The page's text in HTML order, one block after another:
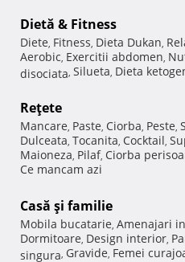
Dietă & Fitness
Diete, Fitness, Dieta Dukan,
Aerobic, Exercitii abdomen,
disociata, Silueta, Dieta
Reţete
Mancare, Paste, Ciorba, Peste,
Dulceata, Tocanita, Cocktail,
Maioneza, Pilaf, Ciorba
Ce mancam azi
Casă şi familie
Mobila bucatarie, Amenajari
Dormitoare, Design interior,
singura, Gravide, Femei